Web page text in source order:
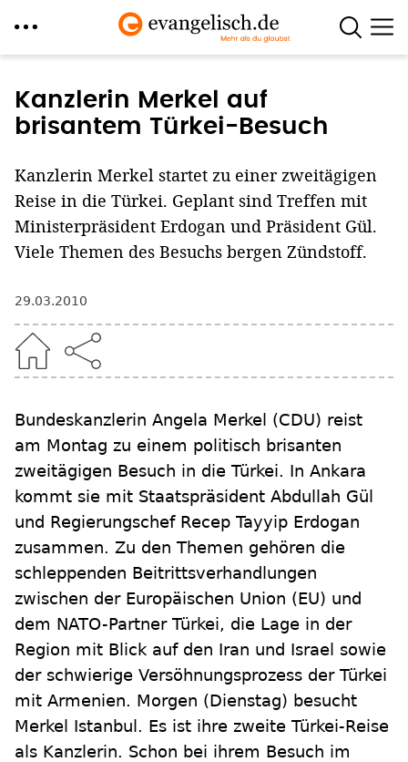
zum
Inhalt
Kanzlerin Merkel auf
brisantem Türkei-Besuch
Kanzlerin Merkel startet zu einer zweitägigen
Reise in die Türkei. Geplant sind Treffen mit
Ministerpräsident Erdogan und Präsident Gül.
Viele Themen des Besuchs bergen Zündstoff.
29.03.2010
Bundeskanzlerin Angela Merkel (CDU) reist
am Montag zu einem politisch brisanten
zweitägigen Besuch in die Türkei. In Ankara
kommt sie mit Staatspräsident Abdullah Gül
und Regierungschef Recep Tayyip Erdogan
zusammen. Zu den Themen gehören die
schleppenden Beitrittsverhandlungen
zwischen der Europäischen Union (EU) und
dem NATO-Partner Türkei, die Lage in der
Region mit Blick auf den Iran und Israel sowie
der schwierige Versöhnungsprozess der Türkei
mit Armenien. Morgen (Dienstag) besucht
Merkel Istanbul. Es ist ihre zweite Türkei-Reise
als Kanzlerin. Schon bei ihrem Besuch im